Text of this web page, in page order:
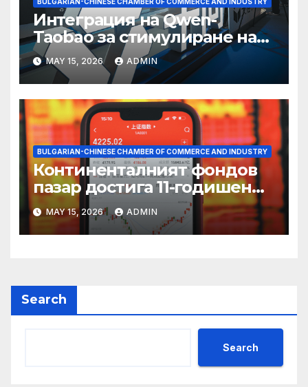
Интеграция на Qwen-
Taobao за стимулиране на
пазаруването 618
MAY 15, 2026 ADMIN
BULGARIAN-CHINESE CHAMBER OF COMMERCE AND INDUSTRY
Континенталният фондов
пазар достига 11-годишен
връх
MAY 15, 2026 ADMIN
Search
Search